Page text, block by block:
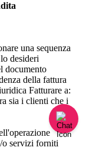
una sequenza
lo desideri
documento
della fattura
Fatturare a:
sia i clienti che i
'operazione
/o servizi forniti